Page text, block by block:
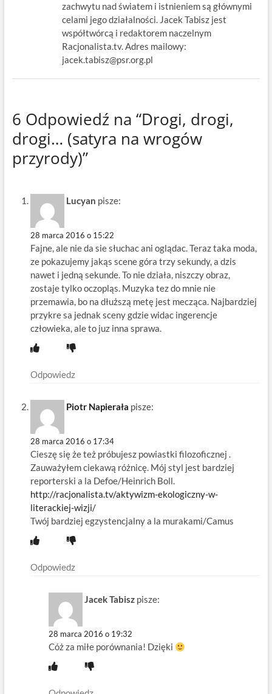
zachwytu nad światem i istnieniem są głównymi
celami jego działalności. Jacek Tabisz jest
współtwórcą i redaktorem naczelnym
Racjonalista.tv. Adres mailowy:
jacek.tabisz@psr.org.pl
6 Odpowiedź na “Drogi, drogi,
drogi… (satyra na wrogów
przyrody)”
Lucyan pisze:
28 marca 2016 o 15:22
Fajne, ale nie da sie słuchac ani oglądac. Teraz taka moda,
ze pokazujemy jakąs scene góra trzy sekundy, a dzis
nawet i jedną sekunde. To nie działa, niszczy obraz,
zostaje tylko oczopląs. Muzyka tez do mnie nie
przemawia, bo na dłuższą metę jest mecząca. Najbardziej
przykre sa jednak sceny gdzie widac ingerencje
człowieka, ale to juz inna sprawa.
Odpowiedz
Piotr Napierała pisze:
28 marca 2016 o 17:34
Cieszę się że też próbujesz powiastki filozoficznej .
Zauważyłem ciekawą różnicę. Mój styl jest bardziej
reporterski a la Defoe/Heinrich Boll.
http://racjonalista.tv/aktywizm-ekologiczny-w-
literackiej-wizji/
Twój bardziej egzystencjalny a la murakami/Camus
Odpowiedz
Jacek Tabisz pisze:
28 marca 2016 o 19:32
Cóż za miłe porównania! Dzięki